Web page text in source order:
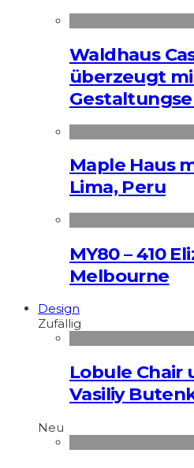
Waldhaus
überzeugt
Maple Haus
Lima, Peru
MY80 – 410
Melbourne
Design
Zufällig
Lobule Chair
Vasiliy
Neu